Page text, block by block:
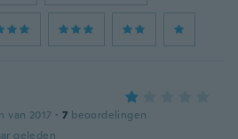
van 2017 · 7 beoordelingen
geleden